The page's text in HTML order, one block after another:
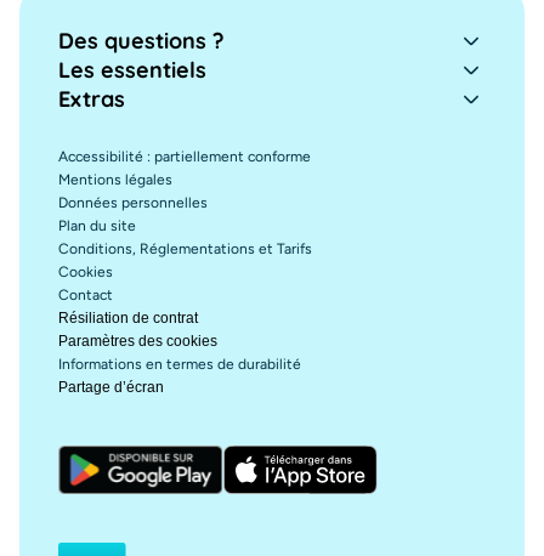
Des questions ?
Les essentiels
Extras
Accessibilité : partiellement conforme
Mentions légales
Données personnelles
Plan du site
Conditions, Réglementations et Tarifs
Cookies
Contact
Résiliation de contrat
Paramètres des cookies
Informations en termes de durabilité
Partage d’écran